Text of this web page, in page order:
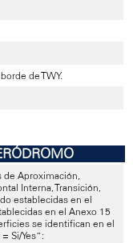
de TWY.
de Aproximación,
Interna, Transición,
establecidas en el
en el Anexo 15
se identifican en el
Si/Yes”: